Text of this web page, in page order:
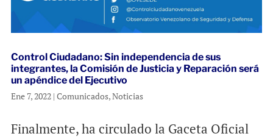
Control Ciudadano: Sin independencia de sus
integrantes, la Comisión de Justicia y Reparación será
un apéndice del Ejecutivo
Ene 7, 2022| Comunicados,Noticias
Finalmente, ha circulado la Gaceta Oficial